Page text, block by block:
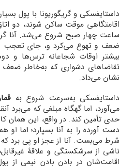
داستایفسکی و گریگوریونا با پول
اقامتگاهی موقت ساکن شوند، دو
ساعت چهار صبح شروع می‌شد. آنا
ضعف و تهوع می‌کرد و، جای تعجب
بیشتر اوقات شجاعانه ترس‌ها و
تقاضاهای دشواری که به‌خاطر ضعف
نشان می‌داد.
داستایفسکی به‌سرعت شروع به
می‌آورد، اما گهگاه مبلغی که می‌برد
حدی تأمین کند. در واقع، این همان
دست آورده را به آنا بسپارد؛ اما
شرط می‌بست. آنا از عجز او پی برد
ناشی از سرشکستگی و علاقۀ